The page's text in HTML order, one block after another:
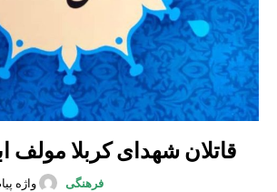
قاتلان شهدای کربلا مولف
فرهنگی واژه